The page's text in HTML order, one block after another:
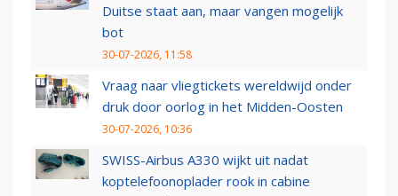
Duitse staat aan, maar vangen mogelijk
bot
30-07-2026, 11:58
Vraag naar vliegtickets wereldwijd onder
druk door oorlog in het Midden-Oosten
30-07-2026, 10:36
SWISS-Airbus A330 wijkt uit nadat
koptelefoonoplader rook in cabine